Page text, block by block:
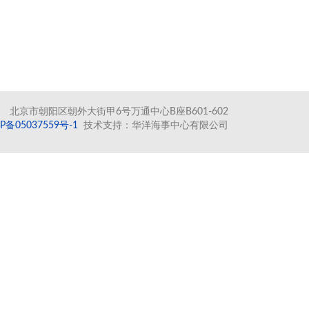
北京市朝阳区朝外大街甲6号万通中心B座B601-602
备05037559号-1 技术支持：华洋海事中心有限公司